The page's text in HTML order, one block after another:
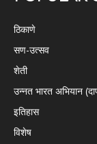
ठिकाणे
सण-उत्सव
शेती
उन्नत भारत अभियान
इतिहास
विशेष